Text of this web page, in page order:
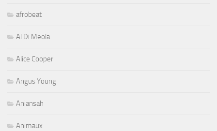
afrobeat
Al Di Meola
Alice Cooper
Angus Young
Aniansah
Animaux